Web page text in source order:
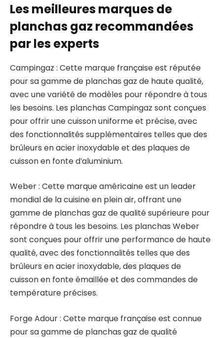
Les meilleures marques de
planchas gaz recommandées
par les experts
Campingaz : Cette marque française est réputée
pour sa gamme de planchas gaz de haute qualité,
avec une variété de modèles pour répondre à tous
les besoins. Les planchas Campingaz sont conçues
pour offrir une cuisson uniforme et précise, avec
des fonctionnalités supplémentaires telles que des
brûleurs en acier inoxydable et des plaques de
cuisson en fonte d’aluminium.
Weber : Cette marque américaine est un leader
mondial de la cuisine en plein air, offrant une
gamme de planchas gaz de qualité supérieure pour
répondre à tous les besoins. Les planchas Weber
sont conçues pour offrir une performance de haute
qualité, avec des fonctionnalités telles que des
brûleurs en acier inoxydable, des plaques de
cuisson en fonte émaillée et des commandes de
température précises.
Forge Adour : Cette marque française est connue
pour sa gamme de planchas gaz de qualité